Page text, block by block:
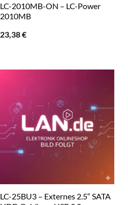
LC-2010MB-ON – LC-Power
2010MB
23,38€
LC-25BU3 – Externes 2.5“ SATA